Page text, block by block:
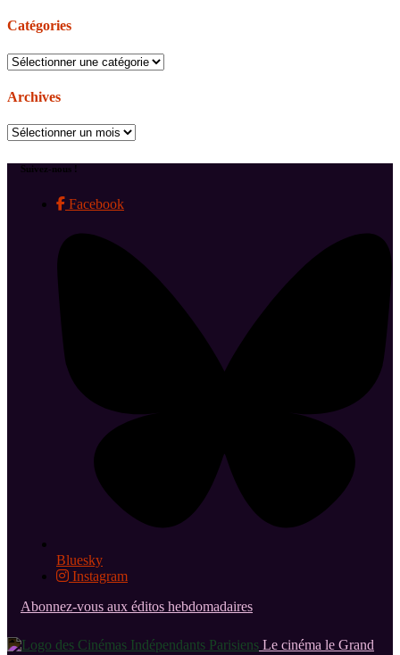
Catégories
Catégories
Archives
Archives
Suivez-nous !
Facebook
Bluesky
Instagram
Abonnez-vous aux éditos hebdomadaires
Le cinéma le Grand